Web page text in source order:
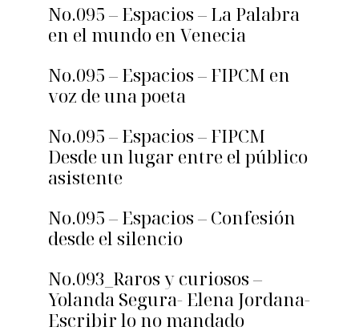
No.095 – Espacios – La Palabra
en el mundo en Venecia
No.095 – Espacios – FIPCM en
voz de una poeta
No.095 – Espacios – FIPCM
Desde un lugar entre el público
asistente
No.095 – Espacios – Confesión
desde el silencio
No.093_Raros y curiosos –
Yolanda Segura- Elena Jordana-
Escribir lo no mandado